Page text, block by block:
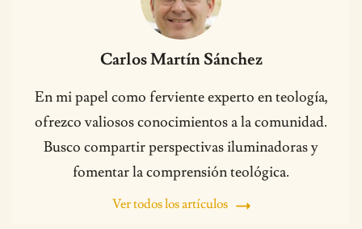
Carlos Martín Sánchez
En mi papel como ferviente experto en teología,
ofrezco valiosos conocimientos a la comunidad.
Busco compartir perspectivas iluminadoras y
fomentar la comprensión teológica.
Ver todos los artículos